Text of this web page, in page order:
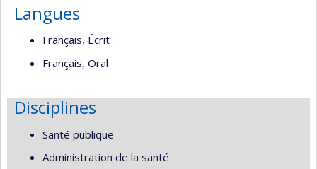
Langues
Français, Écrit
Français, Oral
Disciplines
Santé publique
Administration de la santé